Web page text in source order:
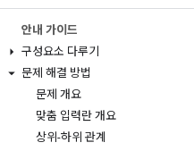
안내 가이드
구성요소 다루기
문제 해결 방법
문제 개요
맞춤 입력란 개요
상위-하위 관계